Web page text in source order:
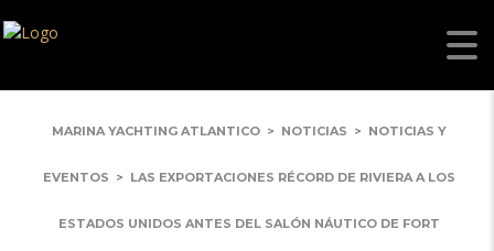
MARINA YACHTING ATLANTICO > NOTICIAS > NOTICIAS Y
EVENTOS > LAS EXPORTACIONES RÉCORD DE RIVIERA A LOS
ESTADOS UNIDOS ANTES DEL SALÓN NÁUTICO DE FORT